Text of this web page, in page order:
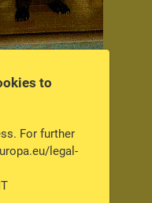
to
For further
legal-